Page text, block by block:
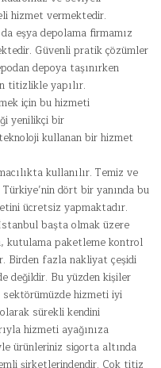
hizmet vermektedir.
eşya depolama firmamız
Güvenli pratik çözümler
depoya taşınırken
titizlikle yapılır.
için bu hizmeti
yenilikçi bir
kullanan bir hizmet
kullanılır. Temiz ve
dört bir yanında bu
ücretsiz yapmaktadır.
başta olmak üzere
kutulama paketleme kontrol
Birden fazla nakliyat çeşidi
değildir. Bu yüzden kişiler
hizmeti iyi
sürekli kendini
hizmeti ayağınıza
ürünleriniz sigorta altında